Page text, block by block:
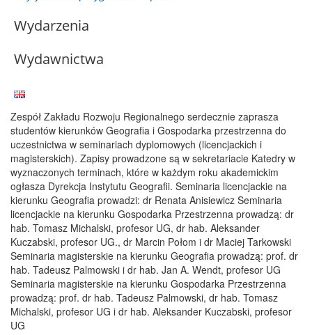
Wydarzenia
Wydawnictwa
Zespół Zakładu Rozwoju Regionalnego serdecznie zaprasza
studentów kierunków Geografia i Gospodarka przestrzenna do
uczestnictwa w seminariach dyplomowych (licencjackich i
magisterskich). Zapisy prowadzone są w sekretariacie Katedry w
wyznaczonych terminach, które w każdym roku akademickim
ogłasza Dyrekcja Instytutu Geografii. Seminaria licencjackie na
kierunku Geografia prowadzi: dr Renata Anisiewicz Seminaria
licencjackie na kierunku Gospodarka Przestrzenna prowadzą: dr
hab. Tomasz Michalski, profesor UG, dr hab. Aleksander
Kuczabski, profesor UG., dr Marcin Połom i dr Maciej Tarkowski
Seminaria magisterskie na kierunku Geografia prowadzą: prof. dr
hab. Tadeusz Palmowski i dr hab. Jan A. Wendt, profesor UG
Seminaria magisterskie na kierunku Gospodarka Przestrzenna
prowadzą: prof. dr hab. Tadeusz Palmowski, dr hab. Tomasz
Michalski, profesor UG i dr hab. Aleksander Kuczabski, profesor
UG